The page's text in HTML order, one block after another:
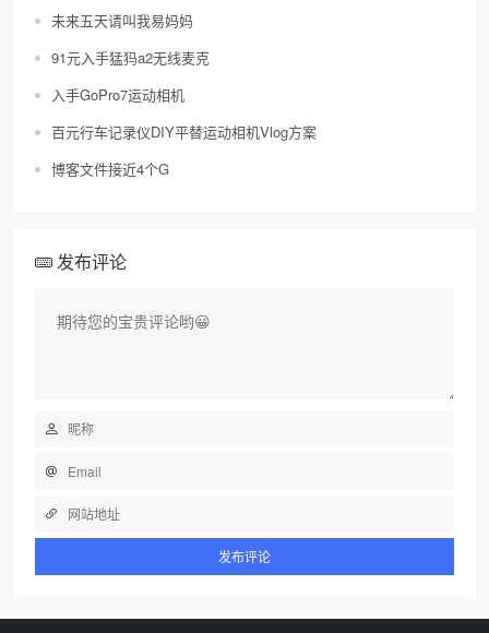
未来五天请叫我易妈妈
91元入手猛犸a2无线麦克
入手GoPro7运动相机
百元行车记录仪DIY平替运动相机Vlog方案
博客文件接近4个G
发布评论